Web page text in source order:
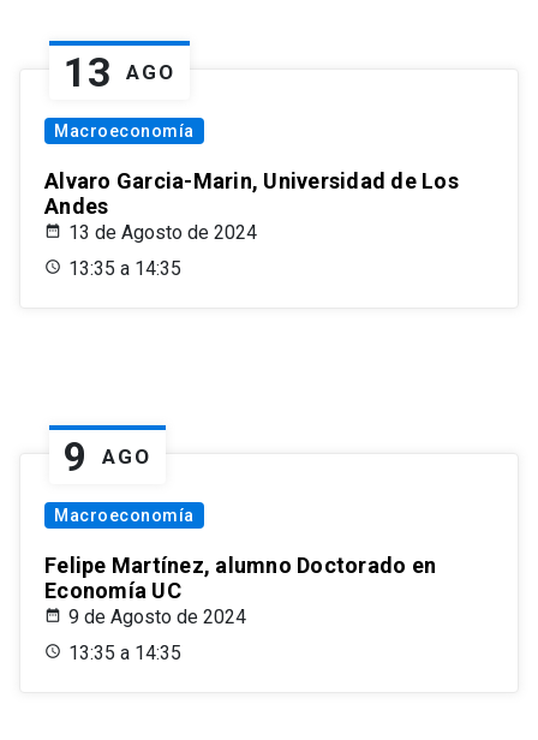
13 AGO
Macroeconomía
Alvaro Garcia-Marin, Universidad de Los
Andes
13 de Agosto de 2024
13:35 a 14:35
9 AGO
Macroeconomía
Felipe Martínez, alumno Doctorado en
Economía UC
9 de Agosto de 2024
13:35 a 14:35